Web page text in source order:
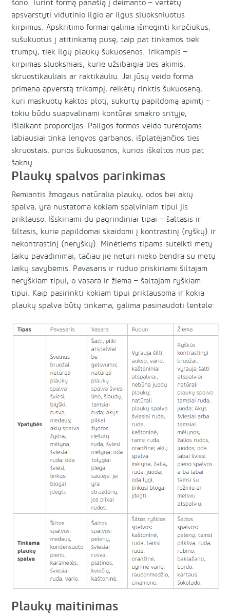
šono. Turint formą panašią į deimanto – vertėtų
apsvarstyti vidutinio ilgio ar ilgus sluoksniuotus
kirpimus. Apskritimo formai galima išmėginti kirpčiukus,
sušukuotus į atitinkamą pusę, taip pat tinkamos tiek
trumpų, tiek ilgų plaukų šukuosenos. Trikampis –
kirpimas sluoksniais, kurie užsibaigia ties akimis,
skruostikauliais ar raktikauliu. Jei jūsų veido forma
primena apverstą trikampį, reikėtų rinktis šukuoseną,
kuri maskuotų kaktos plotį, sukurtų papildomą apimtį –
tokiu būdu suapvalinami kontūrai smakro srityje,
išlaikant proporcijas. Pailgos formos veido turėtojams
labiausiai tinka lengvos garbanos, išplatėjančios ties
skruostais, purios šukuosenos, kurios iškeltos nuo pat
šaknų.
Plaukų spalvos parinkimas
Remiantis žmogaus natūralia plaukų, odos bei akių
spalva, yra nustatoma kokiam spalviniam tipui jis
priklauso. Išskiriami du pagrindiniai tipai – šaltasis ir
šiltasis, kurie papildomai skaidomi į kontrastinį (ryškų) ir
nekontrastinį (neryškų). Minėtiems tipams suteikti metų
laikų pavadinimai, tačiau jie neturi nieko bendra su metų
laikų savybėmis. Pavasaris ir ruduo priskiriami šiltajam
neryškiam tipui, o vasara ir žiema – šaltajam ryškiam
tipui. Kaip pasirinkti kokiam tipui priklausoma ir kokia
plaukų spalva būtų tinkama, galima pasinaudoti lentele:
Plaukų maitinimas